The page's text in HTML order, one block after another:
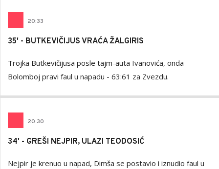
20:33
35' - BUTKEVIČIJUS VRAĆA ŽALGIRIS
Trojka Butkevičijusa posle tajm-auta Ivanovića, onda
Bolomboj pravi faul u napadu - 63:61 za Zvezdu.
20:30
34' - GREŠI NEJPIR, ULAZI TEODOSIĆ
Nejpir je krenuo u napad, Dimša se postavio i iznudio faul u